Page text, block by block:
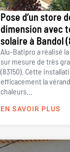
Pose d’un store
dimension avec
solaire à Bandol
Alu-Batipro a réalisé
sur mesure de très
(83150). Cette
efficacement la
chaleurs...
EN SAVOIR PLUS